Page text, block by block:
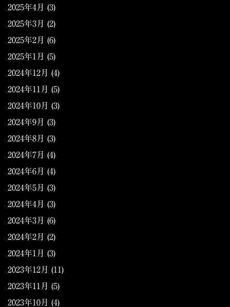
2025年4月 (3)
2025年3月 (2)
2025年2月 (6)
2025年1月 (5)
2024年12月 (4)
2024年11月 (5)
2024年10月 (3)
2024年9月 (3)
2024年8月 (3)
2024年7月 (4)
2024年6月 (4)
2024年5月 (3)
2024年4月 (3)
2024年3月 (6)
2024年2月 (2)
2024年1月 (3)
2023年12月 (11)
2023年11月 (5)
2023年10月 (4)